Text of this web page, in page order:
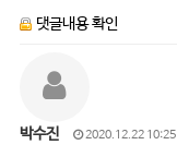
댓글내용 확인
박수진 2020.12.22 10:25